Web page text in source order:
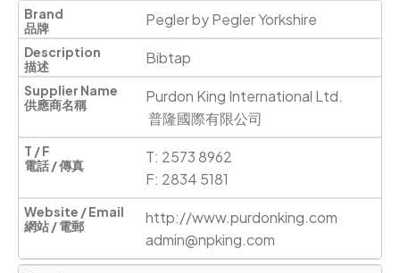
Pegler by Pegler Yorkshire
Bibtap
Purdon King International Ltd.
普隆國際有限公司
T: 2573 8962
F: 2834 5181
http://www.purdonking.com
admin@npking.com